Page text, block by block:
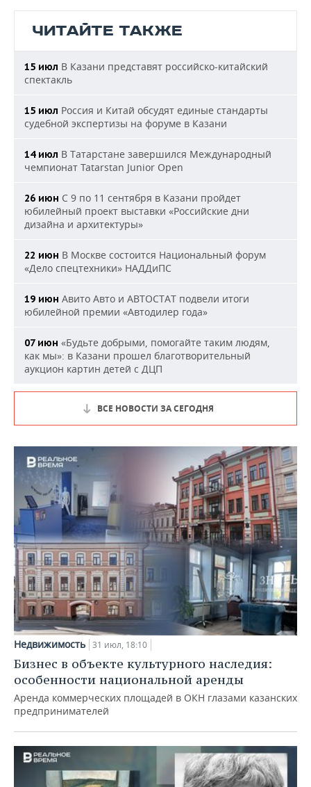
ЧИТАЙТЕ ТАКЖЕ
15 июл В Казани представят российско-китайский
спектакль
15 июл Россия и Китай обсудят единые стандарты
судебной экспертизы на форуме в Казани
14 июл В Татарстане завершился Международный
чемпионат Tatarstan Junior Open
26 июн С 9 по 11 сентября в Казани пройдет
юбилейный проект выставки «Российские дни
дизайна и архитектуры»
22 июн В Москве состоится Национальный форум
«Дело спецтехники» НАДДиПС
19 июн Авито Авто и АВТОСТАТ подвели итоги
юбилейной премии «Автодилер года»
07 июн «Будьте добрыми, помогайте таким людям,
как мы»: в Казани прошел благотворительный
аукцион картин детей с ДЦП
ВСЕ НОВОСТИ ЗА СЕГОДНЯ
Недвижимость 31 июл, 18:10
Бизнес в объекте культурного наследия:
особенности национальной аренды
Аренда коммерческих площадей в ОКН глазами казанских
предпринимателей